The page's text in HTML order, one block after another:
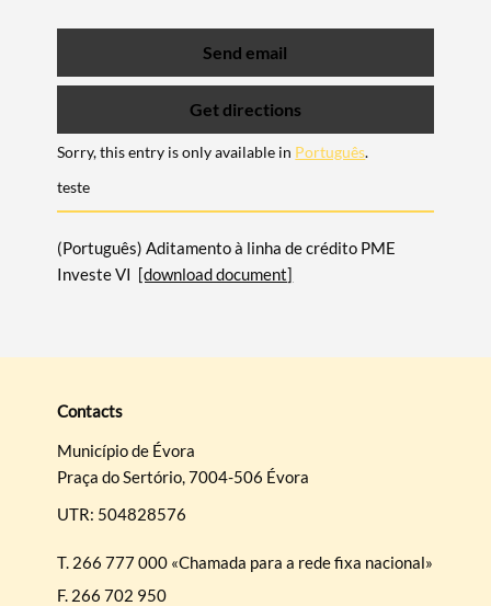
Search term
Categories
Filters
Send email
Get directions
Sorry, this entry is only available in Português.
teste
(Português) Aditamento à linha de crédito PME
Investe VI [download document]
Contacts
Município de Évora
Praça do Sertório, 7004-506 Évora
UTR: 504828576
T. 266 777 000 «Chamada para a rede fixa nacional»
F. 266 702 950